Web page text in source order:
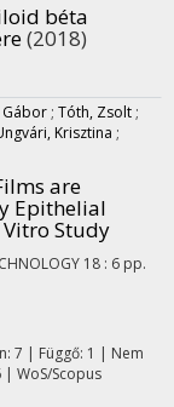
béta
(2018)
Gábor ; Tóth, Zsolt ;
Krisztina ;
are
Epithelial
Study
18 : 6 pp.
7 | Függő: 1 | Nem
WoS/Scopus